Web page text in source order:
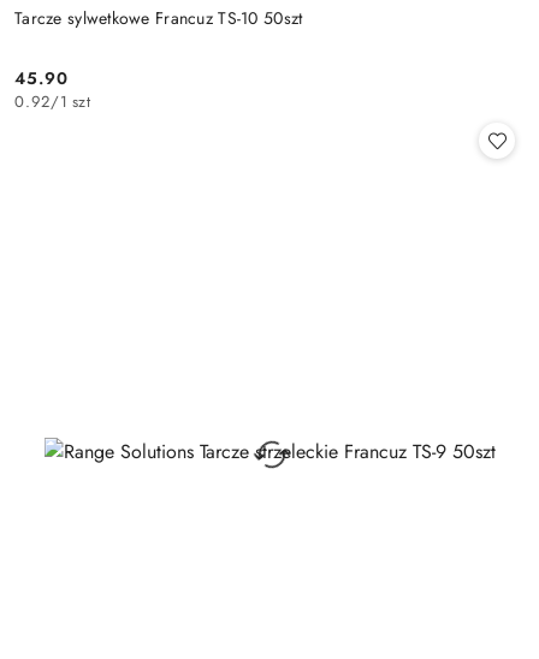
Tarcze sylwetkowe Francuz TS-10 50szt
Cena:
45.90
0.92/1 szt